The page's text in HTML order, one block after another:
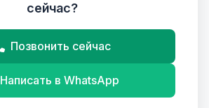
сейчас?
Позвонить сейчас
Написать в WhatsApp